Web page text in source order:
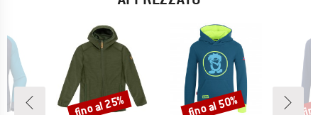
Sconto
fino al 25% Sconto
fino al 50%